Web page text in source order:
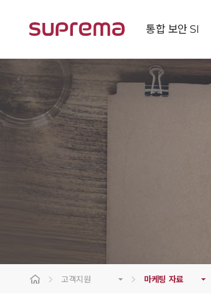
통합 보안 SI
고객지원 마케팅 자료